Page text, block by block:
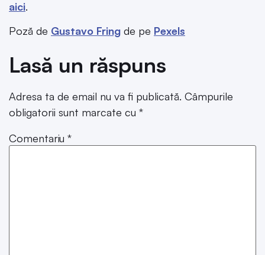
aici.
Poză de Gustavo Fring de pe Pexels
Lasă un răspuns
Adresa ta de email nu va fi publicată. Câmpurile
obligatorii sunt marcate cu *
Comentariu *